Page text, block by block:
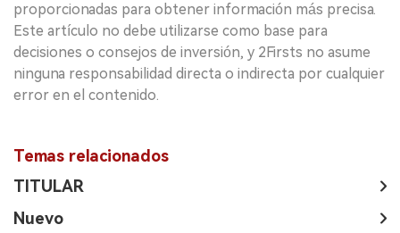
proporcionadas para obtener información más precisa.
Este artículo no debe utilizarse como base para
decisiones o consejos de inversión, y 2Firsts no asume
ninguna responsabilidad directa o indirecta por cualquier
error en el contenido.
Temas relacionados
TITULAR
Nuevo